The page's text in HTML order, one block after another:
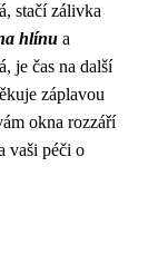
stačí zálivka
hlínu a
je čas na další
záplavou
okna rozzáří
vaši péči o